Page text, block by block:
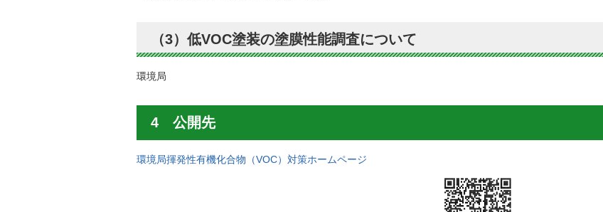
（3）低VOC塗装の塗膜性能調査について
環境局
4 公開先
環境局揮発性有機化合物（VOC）対策ホームページ